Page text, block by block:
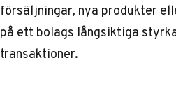
försäljningar, nya produkter
på ett bolags långsiktiga
transaktioner.